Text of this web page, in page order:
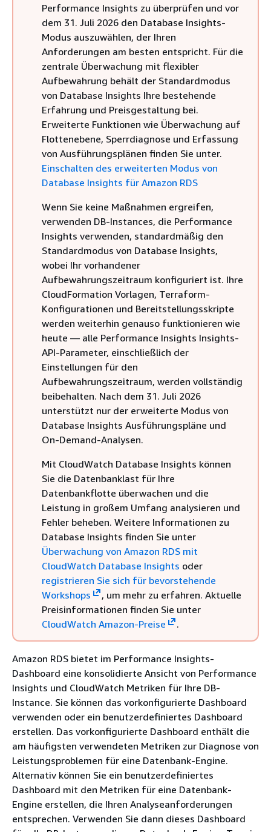
Performance Insights zu überprüfen und vor
dem 31. Juli 2026 den Database Insights-
Modus auszuwählen, der Ihren
Anforderungen am besten entspricht. Für die
zentrale Überwachung mit flexibler
Aufbewahrung behält der Standardmodus
von Database Insights Ihre bestehende
Erfahrung und Preisgestaltung bei.
Erweiterte Funktionen wie Überwachung auf
Flottenebene, Sperrdiagnose und Erfassung
von Ausführungsplänen finden Sie unter.
Einschalten des erweiterten Modus von
Database Insights für Amazon RDS
Wenn Sie keine Maßnahmen ergreifen,
verwenden DB-Instances, die Performance
Insights verwenden, standardmäßig den
Standardmodus von Database Insights,
wobei Ihr vorhandener
Aufbewahrungszeitraum konfiguriert ist. Ihre
CloudFormation Vorlagen, Terraform-
Konfigurationen und Bereitstellungsskripte
werden weiterhin genauso funktionieren wie
heute — alle Performance Insights Insights-
API-Parameter, einschließlich der
Einstellungen für den
Aufbewahrungszeitraum, werden vollständig
beibehalten. Nach dem 31. Juli 2026
unterstützt nur der erweiterte Modus von
Database Insights Ausführungspläne und
On-Demand-Analysen.
Mit CloudWatch Database Insights können
Sie die Datenbanklast für Ihre
Datenbankflotte überwachen und die
Leistung in großem Umfang analysieren und
Fehler beheben. Weitere Informationen zu
Database Insights finden Sie unter
Überwachung von Amazon RDS mit
CloudWatch Database Insights oder
registrieren Sie sich für bevorstehende
Workshops
, um mehr zu erfahren. Aktuelle
Preisinformationen finden Sie unter
CloudWatch Amazon-Preise
.
Amazon RDS bietet im Performance Insights-
Dashboard eine konsolidierte Ansicht von Performance
Insights und CloudWatch Metriken für Ihre DB-
Instance. Sie können das vorkonfigurierte Dashboard
verwenden oder ein benutzerdefiniertes Dashboard
erstellen. Das vorkonfigurierte Dashboard enthält die
am häufigsten verwendeten Metriken zur Diagnose von
Leistungsproblemen für eine Datenbank-Engine.
Alternativ können Sie ein benutzerdefiniertes
Dashboard mit den Metriken für eine Datenbank-
Engine erstellen, die Ihren Analyseanforderungen
entsprechen. Verwenden Sie dann dieses Dashboard